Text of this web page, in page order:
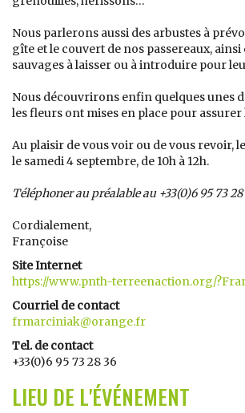
Nous parlerons aussi des arbustes à
gîte et le couvert de nos passereaux, ainsi
sauvages à laisser ou à introduire pour
Nous découvrirons enfin quelques unes
les fleurs ont mises en place pour
Au plaisir de vous voir ou de vous revoir,
le samedi 4 septembre, de 10h à 12h.
Téléphoner au préalable au +33(0)6 95 73 28
Cordialement,
Françoise
Site Internet
https://www.pnth-terreenaction.org/
Courriel de contact
frmarciniak@orange.fr
Tel. de contact
+33(0)6 95 73 28 36
LIEU DE L'ÉVÉNEMENT